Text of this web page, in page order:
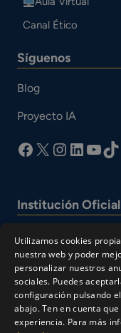
Canal Ético
Síguenos
Blog
Proyecto IA
facebook
X Instagram
LinkedIn
Institución
Utilizamos cookies
nuestra web y poder
personalizar nuestros
sociales. Puedes
configuración pulsando
abajo. Ten en cuenta
experiencia. Para más